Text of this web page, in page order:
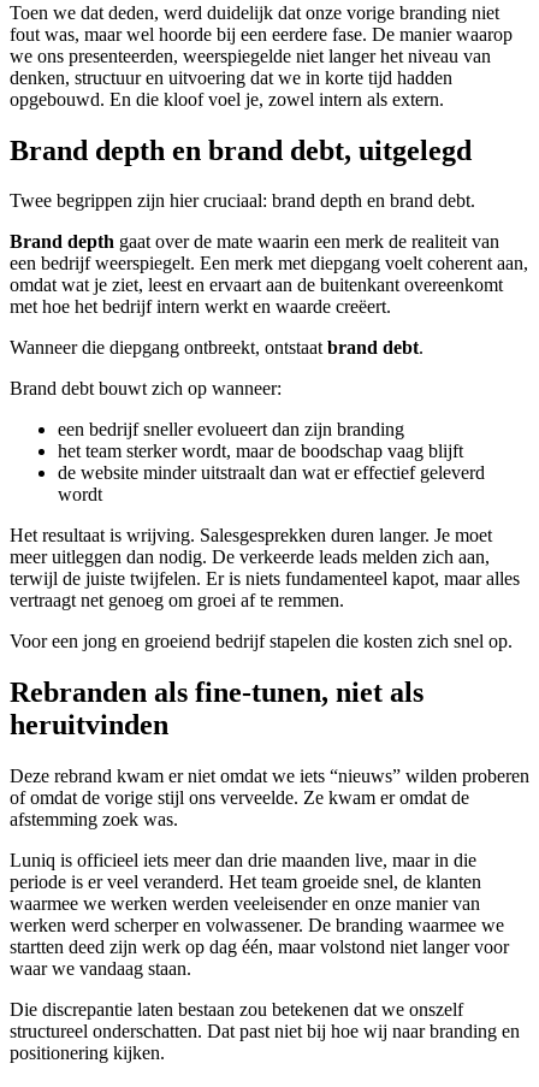
Toen we dat deden, werd duidelijk dat onze vorige branding niet
fout was, maar wel hoorde bij een eerdere fase. De manier waarop
we ons presenteerden, weerspiegelde niet langer het niveau van
denken, structuur en uitvoering dat we in korte tijd hadden
opgebouwd. En die kloof voel je, zowel intern als extern.
Brand depth en brand debt, uitgelegd
Twee begrippen zijn hier cruciaal: brand depth en brand debt.
Brand depth gaat over de mate waarin een merk de realiteit van
een bedrijf weerspiegelt. Een merk met diepgang voelt coherent aan,
omdat wat je ziet, leest en ervaart aan de buitenkant overeenkomt
met hoe het bedrijf intern werkt en waarde creëert.
Wanneer die diepgang ontbreekt, ontstaatbrand debt.
Brand debt bouwt zich op wanneer:
een bedrijf sneller evolueert dan zijn branding
het team sterker wordt, maar de boodschap vaag blijft
de website minder uitstraalt dan wat er effectief geleverd
wordt
Het resultaat is wrijving. Salesgesprekken duren langer. Je moet
meer uitleggen dan nodig. De verkeerde leads melden zich aan,
terwijl de juiste twijfelen. Er is niets fundamenteel kapot, maar alles
vertraagt net genoeg om groei af te remmen.
Voor een jong en groeiend bedrijf stapelen die kosten zich snel op.
Rebranden als fine-tunen, niet als
heruitvinden
Deze rebrand kwam er niet omdat we iets “nieuws” wilden proberen
of omdat de vorige stijl ons verveelde. Ze kwam er omdat de
afstemming zoek was.
Luniq is officieel iets meer dan drie maanden live, maar in die
periode is er veel veranderd. Het team groeide snel, de klanten
waarmee we werken werden veeleisender en onze manier van
werken werd scherper en volwassener. De branding waarmee we
startten deed zijn werk op dag één, maar volstond niet langer voor
waar we vandaag staan.
Die discrepantie laten bestaan zou betekenen dat we onszelf
structureel onderschatten. Dat past niet bij hoe wij naar branding en
positionering kijken.